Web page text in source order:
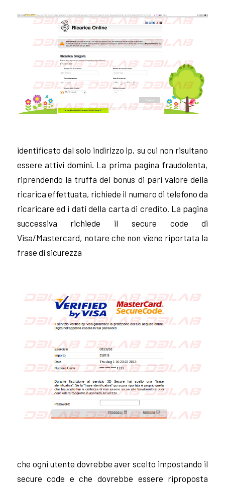
identificato dal solo indirizzo ip, su cui non risultano
essere attivi domini. La prima pagina fraudolenta,
riprendendo la truffa del bonus di pari valore della
ricarica effettuata, richiede il numero di telefono da
ricaricare ed i dati della carta di credito. La pagina
successiva richiede il secure code di
Visa/Mastercard, notare che non viene riportata la
frase di sicurezza
che ogni utente dovrebbe aver scelto impostando il
secure code e che dovrebbe essere riproposta